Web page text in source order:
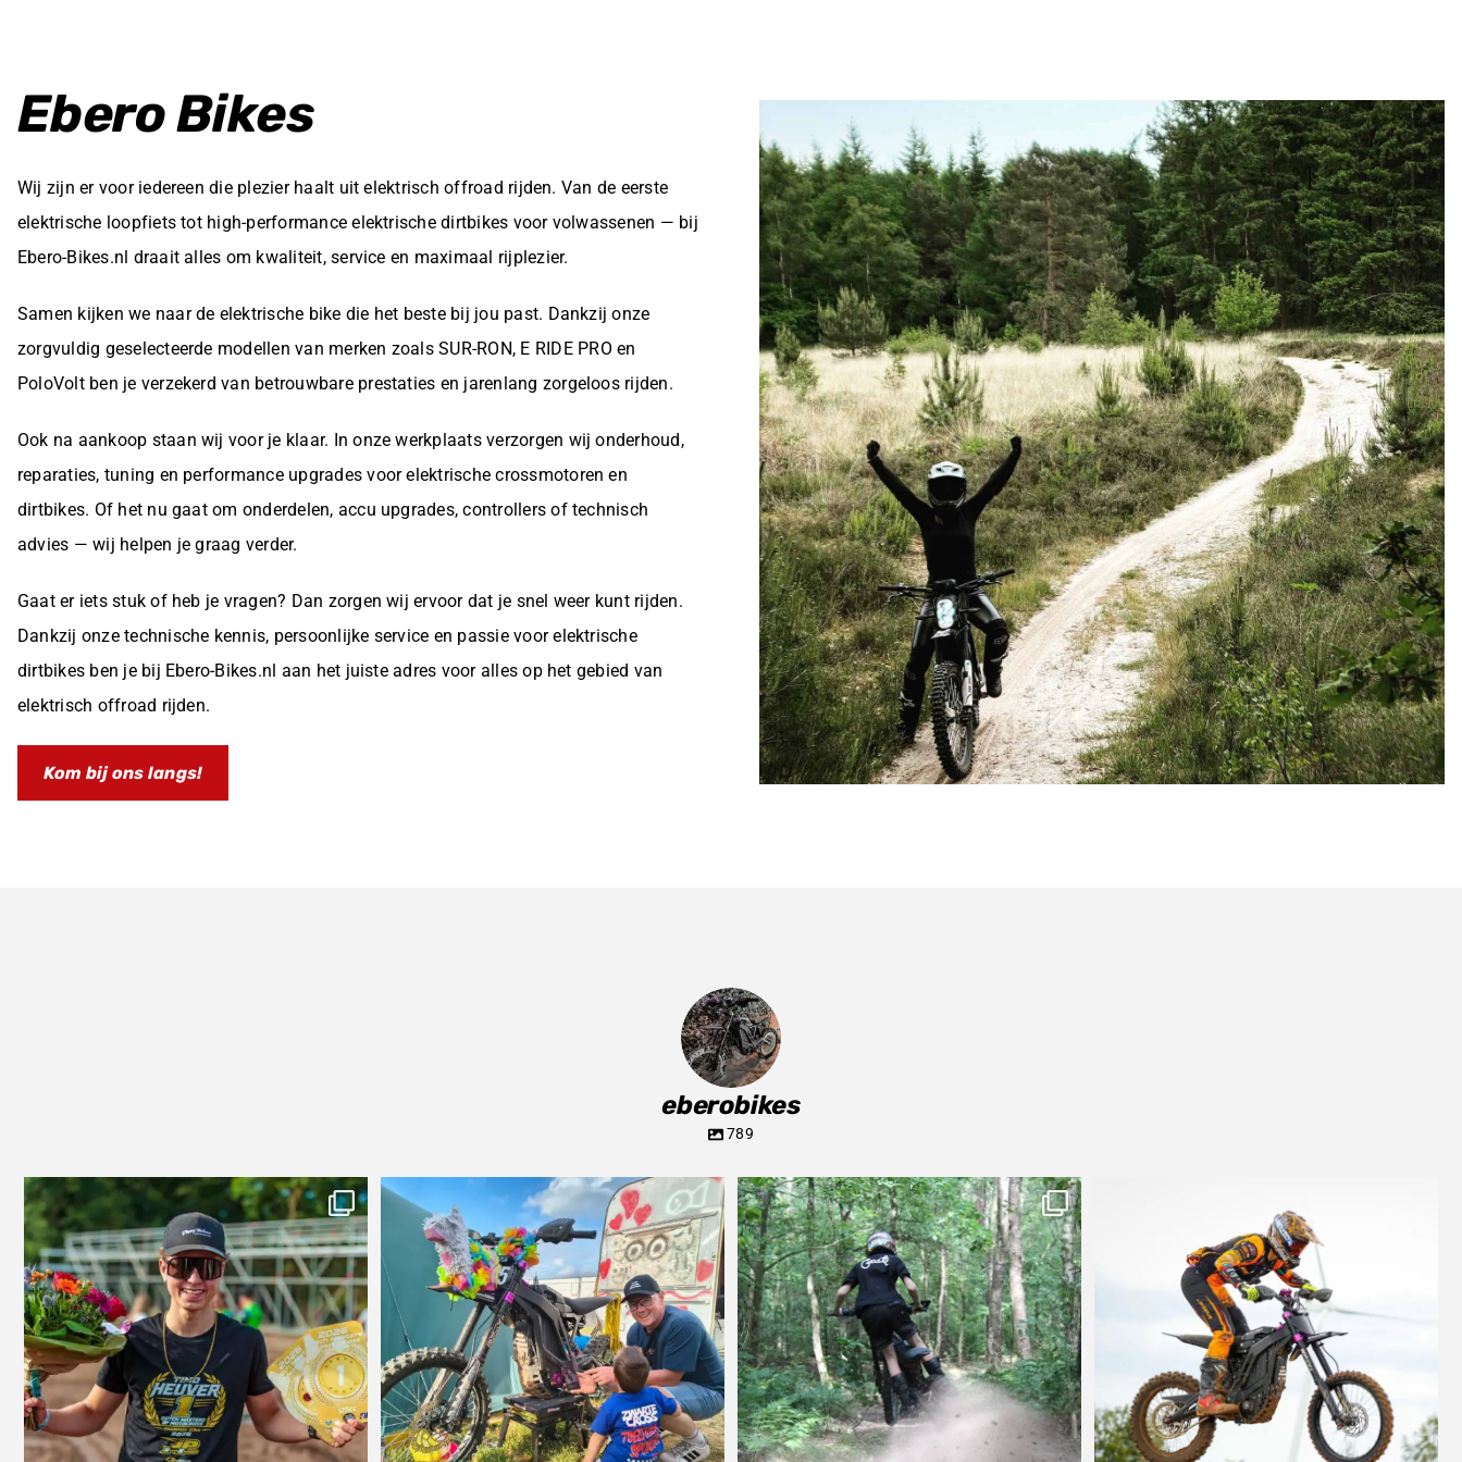
Ebero Bikes
Wij zijn er voor iedereen die plezier haalt uit elektrisch offroad rijden. Van de eerste
elektrische loopfiets tot high-performance elektrische dirtbikes voor volwassenen — bij
Ebero-Bikes.nl draait alles om kwaliteit, service en maximaal rijplezier.
Samen kijken we naar de elektrische bike die het beste bij jou past. Dankzij onze
zorgvuldig geselecteerde modellen van merken zoals SUR-RON, E RIDE PRO en
PoloVolt ben je verzekerd van betrouwbare prestaties en jarenlang zorgeloos rijden.
Ook na aankoop staan wij voor je klaar. In onze werkplaats verzorgen wij onderhoud,
reparaties, tuning en performance upgrades voor elektrische crossmotoren en
dirtbikes. Of het nu gaat om onderdelen, accu upgrades, controllers of technisch
advies — wij helpen je graag verder.
Gaat er iets stuk of heb je vragen? Dan zorgen wij ervoor dat je snel weer kunt rijden.
Dankzij onze technische kennis, persoonlijke service en passie voor elektrische
dirtbikes ben je bij Ebero-Bikes.nl aan het juiste adres voor alles op het gebied van
elektrisch offroad rijden.
Kom bij ons langs!
eberobikes
789